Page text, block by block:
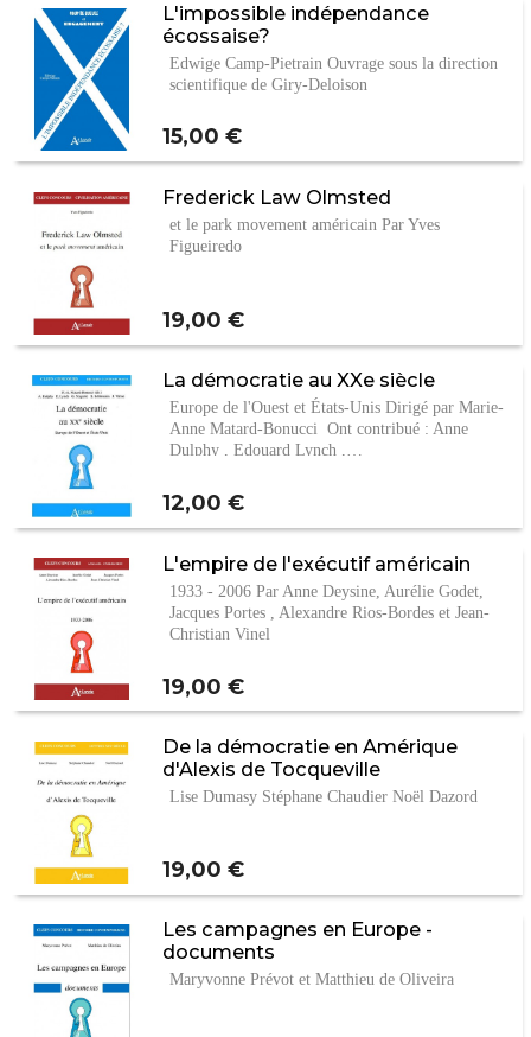
L'impossible indépendance
écossaise?
Edwige Camp-Pietrain Ouvrage sous la direction
scientifique de Giry-Deloison
Prix
15,00 €
Frederick Law Olmsted
et le park movement américain Par Yves
Figueiredo
Prix
19,00 €
La démocratie au XXe siècle
Europe de l'Ouest et États-Unis Dirigé par Marie-
Anne Matard-Bonucci Ont contribué : Anne
Dulphy , Edouard Lynch ,…
Prix
12,00 €
L'empire de l'exécutif américain
1933 - 2006 Par Anne Deysine, Aurélie Godet,
Jacques Portes , Alexandre Rios-Bordes et Jean-
Christian Vinel
Prix
19,00 €
De la démocratie en Amérique
d'Alexis de Tocqueville
Lise Dumasy Stéphane Chaudier Noël Dazord
Prix
19,00 €
Les campagnes en Europe -
documents
Maryvonne Prévot et Matthieu de Oliveira